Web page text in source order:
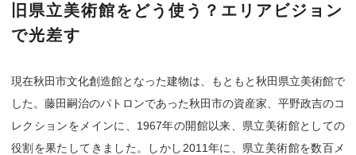
旧県立美術館をどう使う？エリアビジョン
で光差す
現在秋田市文化創造館となった建物は、もともと秋田県立美術館で
した。藤田嗣治のパトロンであった秋田市の資産家、平野政吉のコ
レクションをメインに、1967年の開館以来、県立美術館としての
役割を果たしてきました。しかし2011年に、県立美術館を数百メ